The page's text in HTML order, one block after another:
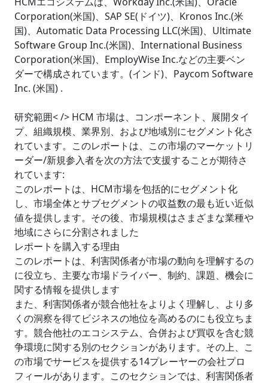
Corporation(米国)、SAP SE(ドイツ)、Kronos Inc.(米
国)、Automatic Data Processing LLC(米国)、Ultimate
Software Group Inc.(米国)、International Business
Corporation(米国)、EmployWise Inc.などの主要ベン
ダーで構成されています。(インド)、Paycom Software
Inc. (米国) .
研究範囲< /> HCM 市場は、コンポーネント、展開タイ
プ、組織規模、業界別、および地域別にセグメント化さ
れています。このレポートは、この市場のマーケットリ
ーダー/新規参入者を次の方法で支援することが期待さ
れています:
このレポートは、HCM市場を包括的にセグメント化
し、市場全体とサブセグメントの収益数の最も近い近似
値を提供します。その後、市場規模はさまざまな業種や
地域にさらに分割されました
レポートを購入する理由
このレポートは、利害関係者が市場の動向を理解するの
に役立ち、主要な市場ドライバー、制約、課題、機会に
関する情報を提供します
また、利害関係者が競合他社をよりよく理解し、より多
くの洞察を得てビジネスの地位を高めるのにも役立ちま
す。競合他社のエコシステム、合併および買収を含む競
争環境に関する別のセクションがあります。その上、こ
の市場でサービスを提供する14プレーヤーの会社プロ
フィールがあります。このセクションでは、利害関係者